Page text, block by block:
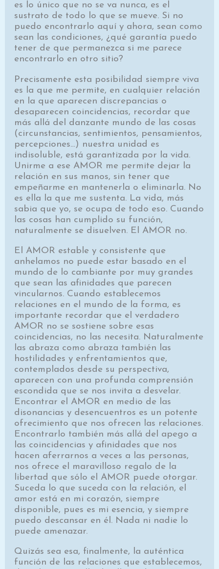
es lo único que no se va nunca, es el
sustrato de todo lo que se mueve. Si no
puedo encontrarlo aquí y ahora, sean como
sean las condiciones, ¿qué garantía puedo
tener de que permanezca si me parece
encontrarlo en otro sitio?
Precisamente esta posibilidad siempre viva
es la que me permite, en cualquier relación
en la que aparecen discrepancias o
desaparecen coincidencias, recordar que
más allá del danzante mundo de las cosas
(circunstancias, sentimientos, pensamientos,
percepciones…) nuestra unidad es
indisoluble, está garantizada por la vida.
Unirme a ese AMOR me permite dejar la
relación en sus manos, sin tener que
empeñarme en mantenerla o eliminarla. No
es ella la que me sustenta. La vida, más
sabia que yo, se ocupa de todo eso. Cuando
las cosas han cumplido su función,
naturalmente se disuelven. El AMOR no.
El AMOR estable y consistente que
anhelamos no puede estar basado en el
mundo de lo cambiante por muy grandes
que sean las afinidades que parecen
vincularnos. Cuando establecemos
relaciones en el mundo de la forma, es
importante recordar que el verdadero
AMOR no se sostiene sobre esas
coincidencias, no las necesita. Naturalmente
las abraza como abraza también las
hostilidades y enfrentamientos que,
contemplados desde su perspectiva,
aparecen con una profunda comprensión
escondida que se nos invita a desvelar.
Encontrar el AMOR en medio de las
disonancias y desencuentros es un potente
ofrecimiento que nos ofrecen las relaciones.
Encontrarlo también más allá del apego a
las coincidencias y afinidades que nos
hacen aferrarnos a veces a las personas,
nos ofrece el maravilloso regalo de la
libertad que sólo el AMOR puede otorgar.
Suceda lo que suceda con la relación, el
amor está en mi corazón, siempre
disponible, pues es mi esencia, y siempre
puedo descansar en él. Nada ni nadie lo
puede amenazar.
Quizás sea esa, finalmente, la auténtica
función de las relaciones que establecemos,